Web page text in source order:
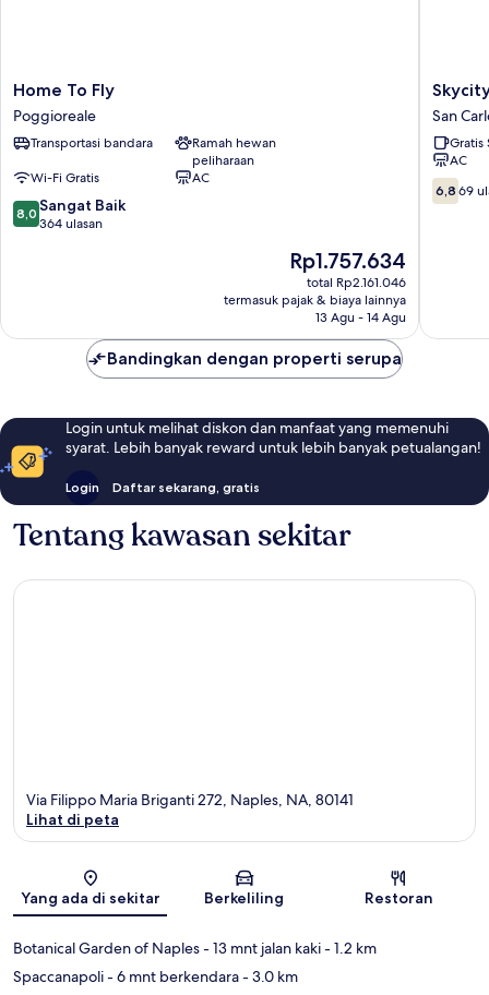
Home
To
Fly
Poggioreale
Home To Fly
Poggioreale
Transportasi bandara
Ramah hewan
peliharaan
Wi-Fi Gratis
AC
8.0
dari
8,0 Sangat Baik
364 ulasan
Harga
sekarang
Rp1.757.634
Rp1.757.634
total Rp2.161.046
termasuk pajak & biaya lainnya
13 Agu - 14 Agu
Skycity
b&b
San
Carlo
all'Arena
San
Gratis
AC
6.8
dari
6,8 69
Bandingkan dengan properti serupa
Login untuk melihat diskon dan manfaat yang memenuhi
syarat. Lebih banyak reward untuk lebih banyak petualangan!
Login Daftar sekarang, gratis
Tentang kawasan sekitar
Peta
Via Filippo Maria Briganti 272, Naples, NA, 80141
Lihat di peta
Yang ada di sekitar Berkeliling Restoran
Botanical Garden of Naples- 13 mnt jalan kaki- 1.2 km
Spaccanapoli- 6 mnt berkendara- 3.0 km